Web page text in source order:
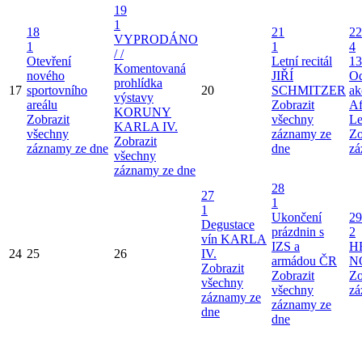
17
18
1
Otevření
nového
sportovního
areálu
Zobrazit
všechny
záznamy ze dne
19
1
VYPRODÁNO
/ /
Komentovaná
prohlídka
výstavy
KORUNY
KARLA IV.
Zobrazit
všechny
záznamy ze dne
20
21
1
Letní recitál
JIŘÍ
SCHMITZER
Zobrazit
všechny
záznamy ze
dne
22
4
24 25 26
27
1
Degustace
vín KARLA
IV.
Zobrazit
všechny
záznamy ze
dne
28
1
Ukončení
prázdnin s
IZS a
armádou ČR
Zobrazit
všechny
záznamy ze
dne
29
2